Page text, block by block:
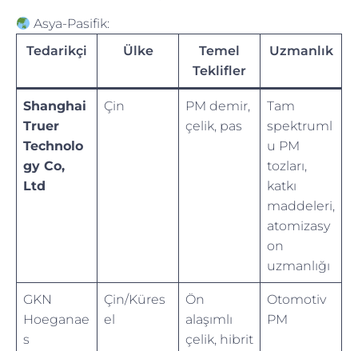
Asya-Pasifik:
Tedarikçi
Ülke
Temel
Teklifler
Uzmanlık
Shanghai
Truer
Technolo
gy Co,
Ltd
Çin
PM demir,
çelik, pas
Tam
spektruml
u PM
tozları,
katkı
maddeleri,
atomizasy
on
uzmanlığı
GKN
Hoeganae
s
Çin/Küres
el
Ön
alaşımlı
çelik, hibrit
Otomotiv
PM